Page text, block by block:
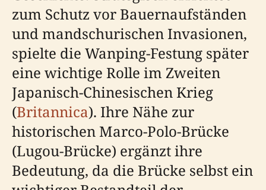
zum Schutz vor Bauernaufständen
und mandschurischen Invasionen,
spielte die Wanping-Festung später
eine wichtige Rolle im Zweiten
Japanisch-Chinesischen Krieg
(Britannica). Ihre Nähe zur
historischen Marco-Polo-Brücke
(Lugou-Brücke) ergänzt ihre
Bedeutung, da die Brücke selbst ein